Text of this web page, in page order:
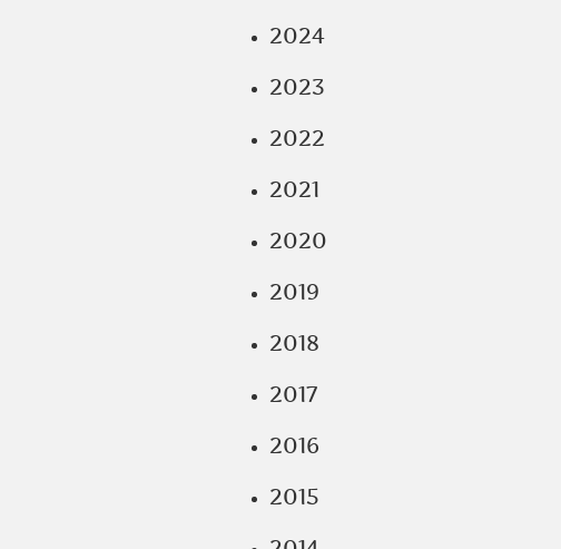
2024
2023
2022
2021
2020
2019
2018
2017
2016
2015